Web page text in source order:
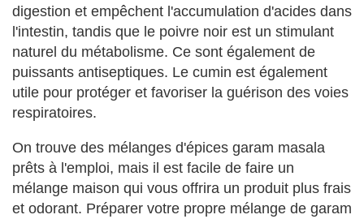
digestion et empêchent l'accumulation d'acides dans
l'intestin, tandis que le poivre noir est un stimulant
naturel du métabolisme. Ce sont également de
puissants antiseptiques. Le cumin est également
utile pour protéger et favoriser la guérison des voies
respiratoires.
On trouve des mélanges d'épices garam masala
prêts à l'emploi, mais il est facile de faire un
mélange maison qui vous offrira un produit plus frais
et odorant. Préparer votre propre mélange de garam